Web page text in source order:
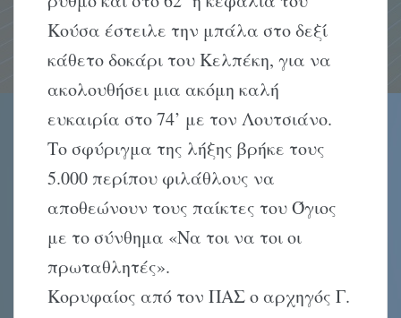
Κούσα έστειλε την μπάλα στο δεξί
κάθετο δοκάρι του Κελπέκη, για να
ακολουθήσει μια ακόμη καλή
ευκαιρία στο 74’ με τον Λουτσιάνο.
Το σφύριγμα της λήξης βρήκε τους
5.000 περίπου φιλάθλους να
αποθεώνουν τους παίκτες του Όγιος
με το σύνθημα «Να τοι να τοι οι
πρωταθλητές».
Κορυφαίος από τον ΠΑΣ ο αρχηγός Γ.